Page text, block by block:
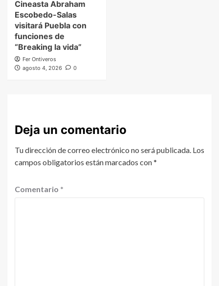
Cineasta Abraham
Escobedo-Salas
visitará Puebla con
funciones de
“Breaking la vida”
Fer Ontiveros
agosto 4, 2026
0
Deja un comentario
Tu dirección de correo electrónico no será publicada. Los
campos obligatorios están marcados con*
Comentario *